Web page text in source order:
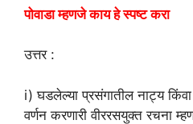
पोवाडा म्हणजे काय हे स्पष्ट करा
उत्तर :
i) घडलेल्या प्रसंगातील नाट्य किंवा
वर्णन करणारी वीररसयुक्त रचना